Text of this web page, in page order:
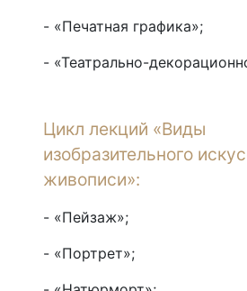
- «Печатная графика»;
- «Театрально-
Цикл лекций «Виды
изобразительного
живописи»:
- «Пейзаж»;
- «Портрет»;